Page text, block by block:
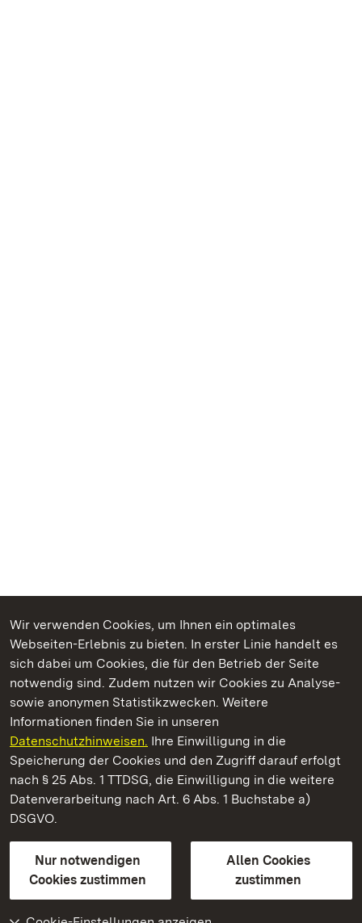
Wir verwenden Cookies, um Ihnen ein optimales
Webseiten-Erlebnis zu bieten. In erster Linie handelt es
sich dabei um Cookies, die für den Betrieb der Seite
notwendig sind. Zudem nutzen wir Cookies zu Analyse-
sowie anonymen Statistikzwecken. Weitere
Informationen finden Sie in unseren
Datenschutzhinweisen. Ihre Einwilligung in die
Speicherung der Cookies und den Zugriff darauf erfolgt
nach § 25 Abs. 1 TTDSG, die Einwilligung in die weitere
Datenverarbeitung nach Art. 6 Abs. 1 Buchstabe a)
DSGVO.
Nur notwendigen
Cookies zustimmen
Allen Cookies
zustimmen
Kommen. Staunen. Genießen.
Yburg bei Baden-Baden
Staatliche Schlösser und Gärten Baden-Württemberg
Kontakt
GebärdenspracheLeichte Sprache
Erklärung zur Barrierefreiheit
BITV-konform (geprüfte Seiten)